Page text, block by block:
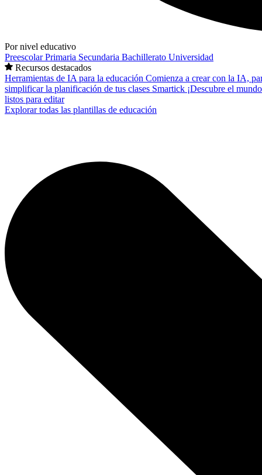
Por nivel educativo
PreescolarPrimaria Secundaria Bachillerato Universidad
Recursos destacados
Herramientas de IA para la educación Comienza a crear con la IA,
simplificar la planificación de tus clases Smartick ¡Descubre el
listos para editar
Explorar todas las plantillas de educación